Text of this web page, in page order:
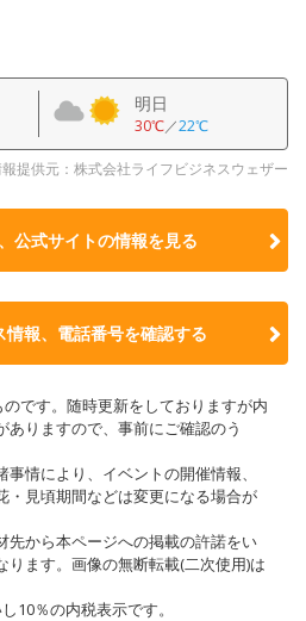
明日
30℃／22℃
提供元：株式会社ライフビジネスウェザー
公式サイトの情報を見る
情報、電話番号を確認する
です。随時更新をしておりますが内
りますので、事前にご確認のう
情により、イベントの開催情報、
・見頃期間などは変更になる場合が
から本ページへの掲載の許諾をい
ります。画像の無断転載(二次使用)は
10％の内税表示です。